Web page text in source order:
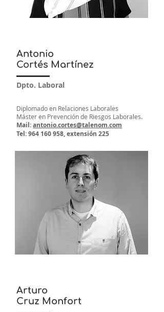
Antonio
Cortés Martínez
Dpto. Laboral
Diplomado en Relaciones Laborales
Máster en Prevención de Riesgos Laborales.
Mail:antonio.cortes@talenom.com
Tel:964 160 958, extensión 225
Arturo
Cruz Monfort